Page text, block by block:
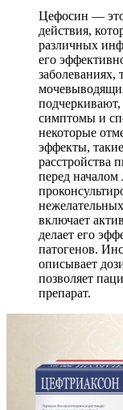
Цефосин — это
действия,
различных
его
подчеркивают,
симптомы и
некоторые
эффекты,
расстройства
перед началом
включает
делает его
патогенов.
описывает
позволяет
препарат.